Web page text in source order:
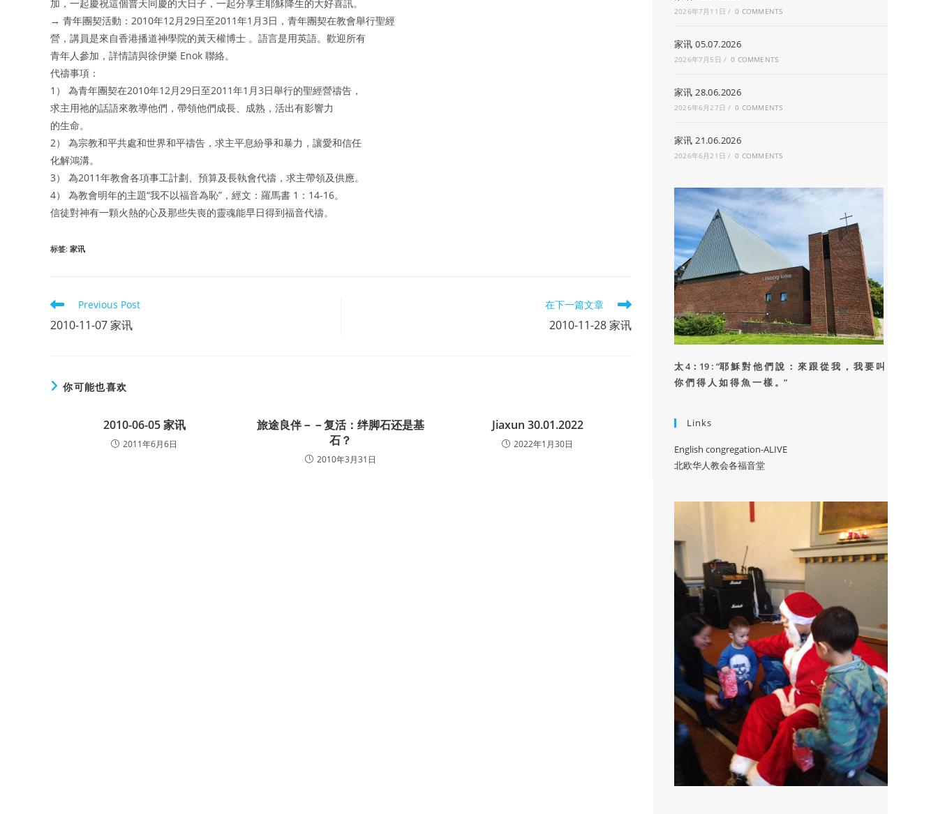
加，一起慶祝這個普天同慶的大日子，一起分享主耶穌降生的大好喜訊。
→ 青年團契活動：2010年12月29日至2011年1月3日，青年團契在教會舉行聖經
營，講員是來自香港播道神學院的黃天權博士 。語言是用英語。歡迎所有
青年人參加，詳情請與徐伊樂 Enok 聯絡。
代禱事項：
1） 為青年團契在2010年12月29日至2011年1月3日舉行的聖經營禱告，
求主用祂的話語來教導他們，帶領他們成長、成熟，活出有影響力
的生命。
2） 為宗教和平共處和世界和平禱告，求主平息紛爭和暴力，讓愛和信任
化解鴻溝。
3） 為2011年教會各項事工計劃、預算及長執會代禱，求主帶領及供應。
4） 為教會明年的主題“我不以福音為恥”，經文：羅馬書 1：14-16。
信徒對神有一顆火熱的心及那些失喪的靈魂能早日得到福音代禱。
标签: 家讯
Read
articles
Previous Post
2010-11-07 家讯
在下一篇文章
2010-11-28 家讯
你可能也喜欢
2010-06-05 家讯
2011年6月6日
旅途良伴－－复活：绊脚石还是基
石？
2010年3月31日
Jiaxun 30.01.2022
2022年1月30日
2026年7月11日 / 0 COMMENTS
家讯 05.07.2026
2026年7月5日 / 0 COMMENTS
家讯 28.06.2026
2026年6月27日 / 0 COMMENTS
家讯 21.06.2026
2026年6月21日 / 0 COMMENTS
太 4：19 : “耶 穌 對 他 們 說 ： 來 跟 從 我 ， 我 要 叫
你 們 得 人 如 得 魚 一 樣 。”
Links
English congregation-ALIVE
北欧华人教会各福音堂